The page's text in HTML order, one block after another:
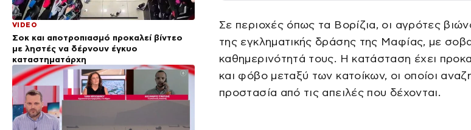
VIDEO
Σοκ και αποτροπιασμό προκαλεί βίντεο
με ληστές να δέρνουν έγκυο
καταστηματάρχη
Σε περιοχές όπως τα Βορίζια, οι αγρότες
της εγκληματικής δράσης της Μαφίας, με
καθημερινότητά τους. Η κατάσταση έχει
και φόβο μεταξύ των κατοίκων, οι οποίοι
προστασία από τις απειλές που δέχονται.